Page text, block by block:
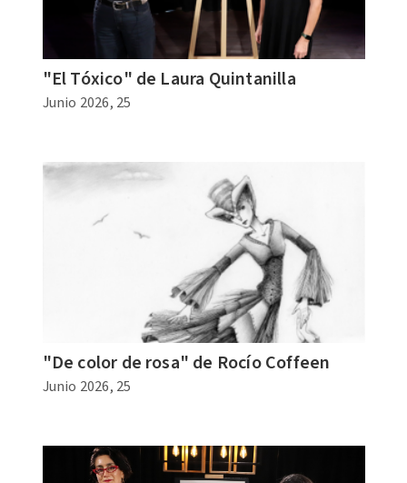
"El Tóxico" de Laura Quintanilla
Junio 2026, 25
"De color de rosa" de Rocío Coffeen
Junio 2026, 25